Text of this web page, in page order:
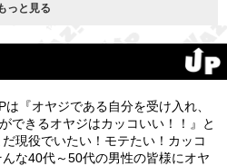
っと見る
は『オヤジである自分を受け入れ、
できるオヤジはカッコいい！！』と
現役でいたい！モテたい！カッコ
な40代～50代の男性の皆様にオヤ